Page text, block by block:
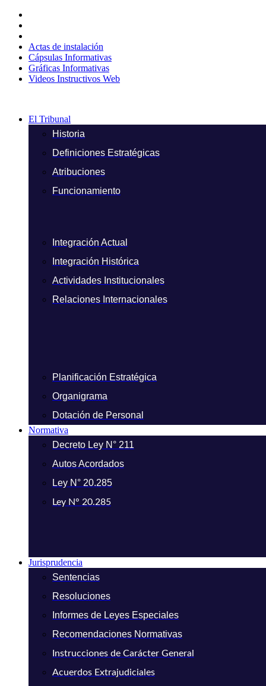
contenido
Actas de instalación
Cápsulas Informativas
Gráficas Informativas
Videos Instructivos Web
El Tribunal
Historia
Definiciones Estratégicas
Atribuciones
Funcionamiento
Integración Actual
Integración Histórica
Actividades Institucionales
Relaciones Internacionales
Planificación Estratégica
Organigrama
Dotación de Personal
Normativa
Decreto Ley N° 211
Autos Acordados
Ley N° 20.285
Ley N° 20.285
Jurisprudencia
Sentencias
Resoluciones
Informes de Leyes Especiales
Recomendaciones Normativas
Instrucciones de Carácter General
Acuerdos Extrajudiciales